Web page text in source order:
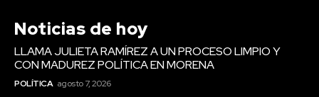
Noticias de hoy
LLAMA JULIETA RAMÍREZ A UN PROCESO LIMPIO Y
CON MADUREZ POLÍTICA EN MORENA
POLÍTICA agosto 7, 2026